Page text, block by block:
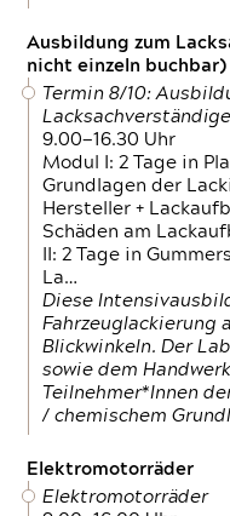
Ausbildung zum
nicht einzeln buchbar)
Termin 8/10:
9.00—16.30 Uhr
Modul I: 2 Tage in
Grundlagen der
Hersteller +
Schäden am
II: 2 Tage in
La…
Diese
Fahrzeuglackierung
Blickwinkeln. Der
sowie dem
Teilnehmer*Innen
/ chemischem
Elektromotorräder
Elektromotorräder